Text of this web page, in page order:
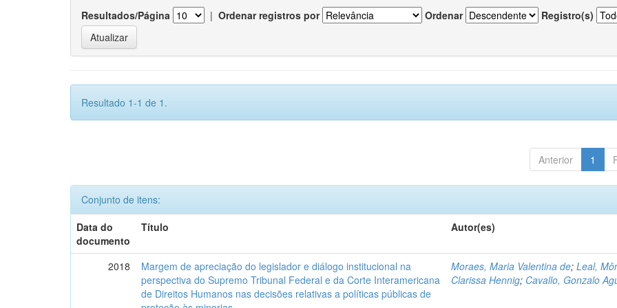
Resultados/Página | Ordenar registros por Ordenar Registro(s)
Resultado 1-1 de 1.
Anterior 1
Conjunto de itens:
Data do
documento
Título Autor(es)
2018
Margem de apreciação do legislador e diálogo institucional na
perspectiva do Supremo Tribunal Federal e da Corte Interamericana
de Direitos Humanos nas decisões relativas a políticas públicas de
Moraes, Maria Valentina de;Leal,
Clarissa Hennig; Cavallo, Gonzalo